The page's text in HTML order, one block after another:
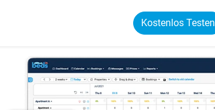
Kostenlos Testen